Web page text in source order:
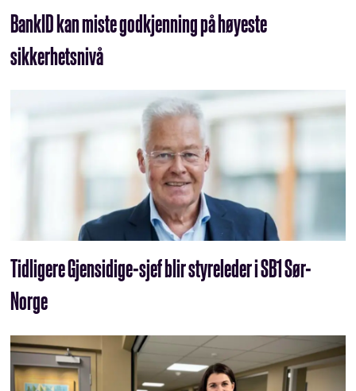
BankID kan miste godkjenning på høyeste
sikkerhetsnivå
Tidligere Gjensidige-sjef blir styreleder i SB1 Sør-
Norge